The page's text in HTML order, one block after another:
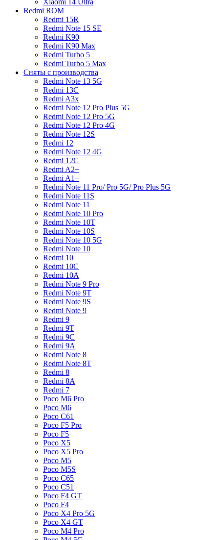
Redmi ROM
Redmi 15R
Redmi Note 15 SE
Redmi K90
Redmi K90 Max
Redmi Turbo 5
Redmi Turbo 5 Max
Сняты с производства
Redmi Note 13 5G
Redmi 13C
Redmi A3x
Redmi Note 12 Pro Plus 5G
Redmi Note 12 Pro 5G
Redmi Note 12 Pro 4G
Redmi Note 12S
Redmi 12
Redmi Note 12 4G
Redmi 12C
Redmi A2+
Redmi A1+
Redmi Note 11 Pro/ Pro 5G/ Pro Plus 5G
Redmi Note 11S
Redmi Note 11
Redmi Note 10 Pro
Redmi Note 10T
Redmi Note 10S
Redmi Note 10 5G
Redmi Note 10
Redmi 10
Redmi 10C
Redmi 10A
Redmi Note 9 Pro
Redmi Note 9T
Redmi Note 9S
Redmi Note 9
Redmi 9
Redmi 9T
Redmi 9C
Redmi 9A
Redmi Note 8
Redmi Note 8T
Redmi 8
Redmi 8A
Redmi 7
Poco M6 Pro
Poco M6
Poco C61
Poco F5 Pro
Poco F5
Poco X5
Poco X5 Pro
Poco M5
Poco M5S
Poco C65
Poco C51
Poco F4 GT
Poco F4
Poco X4 Pro 5G
Poco X4 GT
Poco M4 Pro